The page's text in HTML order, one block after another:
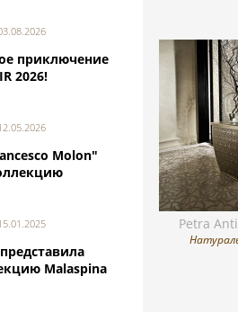
Petra
приключение
2026!
Molon"
Malaspina